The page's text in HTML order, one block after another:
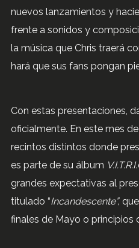
nuevos lanzamientos y
frente a sonidos y
la música que Chris traerá
hará que sus fans pongan
Con estas presentaciones,
oficialmente. En este mes
recintos distintos donde
es parte de su álbum
grandes expectativas al
titulado “Incandescente”,
finales de Mayo o principios